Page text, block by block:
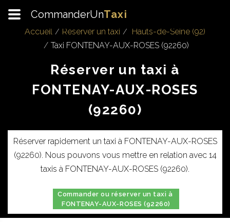
CommanderUnTaxi
Accueil Réserver un taxi
Hauts-de-Seine (92)
Taxi FONTENAY-AUX-ROSES (92260)
Réserver un taxi à
FONTENAY-AUX-ROSES
(92260)
Réserver rapidement un taxi à FONTENAY-AUX-ROSES
(92260). Nous pouvons vous mettre en relation avec 14
taxis à FONTENAY-AUX-ROSES (92260).
Commander ou réserver un taxi à
FONTENAY-AUX-ROSES (92260)